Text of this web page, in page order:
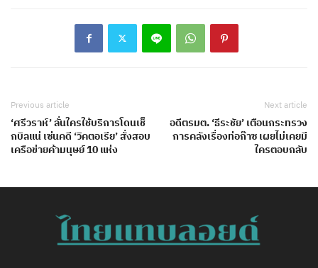
Previous article
‘ศรีวราห์’ ลั่นใครใช้บริการโดนเช็
กบิลแน่ เซ่นคดี ‘วิคตอเรีย’ สั่งสอบ
เครือข่ายค้ามนุษย์ 10 แห่ง
Next article
อดีตรมต. ‘ธีระชัย’ เตือนกระทรวง
การคลังเรื่องท่อก๊าซ เผยไม่เคยมี
ใครตอบกลับ